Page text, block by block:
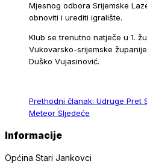
Mjesnog odbora Srijemske
obnoviti i urediti igralište.
Klub se trenutno natječe u 1.
Vukovarsko-srijemske
Duško Vujasinović.
Prethodni članak: Udruge Pret
Meteor Sljedeće
Informacije
Općina Stari Jankovci